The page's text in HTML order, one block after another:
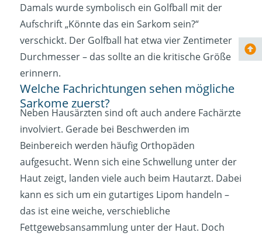
Damals wurde symbolisch ein Golfball mit der
Aufschrift „Könnte das ein Sarkom sein?“
verschickt. Der Golfball hat etwa vier Zentimeter
Durchmesser – das sollte an die kritische Größe
erinnern.
Welche Fachrichtungen sehen mögliche
Sarkome zuerst?
Neben Hausärzten sind oft auch andere Fachärzte
involviert. Gerade bei Beschwerden im
Beinbereich werden häufig Orthopäden
aufgesucht. Wenn sich eine Schwellung unter der
Haut zeigt, landen viele auch beim Hautarzt. Dabei
kann es sich um ein gutartiges Lipom handeln –
das ist eine weiche, verschiebliche
Fettgewebsansammlung unter der Haut. Doch